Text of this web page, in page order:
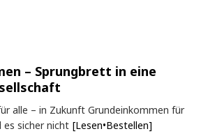
– Sprungbrett in eine
alle – in Zukunft Grundeinkommen für
es sicher nicht [Lesen•Bestellen]